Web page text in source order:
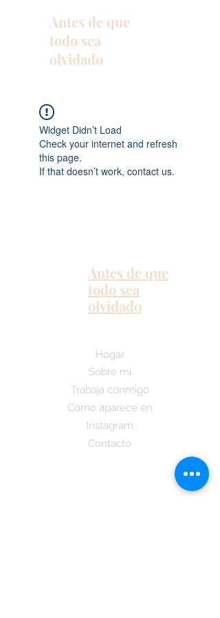
Antes de que
todo sea
olvidado
Widget Didn’t Load
Check your internet and refresh
this page.
If that doesn’t work, contact us.
Antes de que
todo sea
olvidado
Hogar
Sobre mí
Trabaja conmigo
Como aparece en
Instagram
Contacto
¡Suscríbete aquí y recibe las últimas